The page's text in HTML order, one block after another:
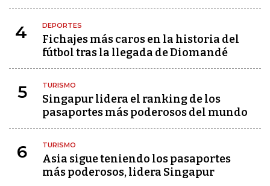
4 DEPORTES
Fichajes más caros en la historia del
fútbol tras la llegada de Diomandé
5 TURISMO
Singapur lidera el ranking de los
pasaportes más poderosos del mundo
6 TURISMO
Asia sigue teniendo los pasaportes
más poderosos, lidera Singapur